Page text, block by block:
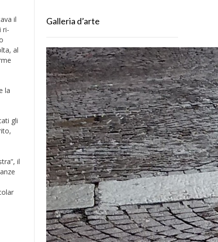
il
ri-
al
la
gli
il
Galleria d’arte